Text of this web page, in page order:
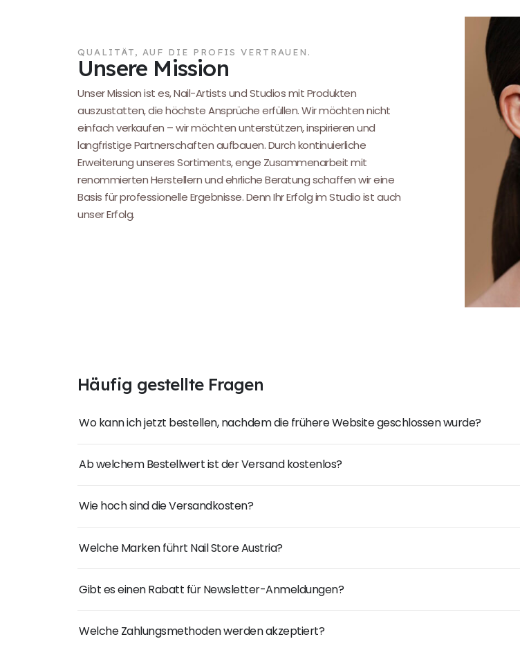
QUALITÄT, AUF DIE PROFIS VERTRAUEN.
Unsere Mission
Unser Mission ist es, Nail-Artists und Studios mit Produkten
auszustatten, die höchste Ansprüche erfüllen. Wir möchten nicht
einfach verkaufen – wir möchten unterstützen, inspirieren und
langfristige Partnerschaften aufbauen. Durch kontinuierliche
Erweiterung unseres Sortiments, enge Zusammenarbeit mit
renommierten Herstellern und ehrliche Beratung schaffen wir eine
Basis für professionelle Ergebnisse. Denn Ihr Erfolg im Studio ist auch
unser Erfolg.
Häufig gestellte Fragen
Wo kann ich jetzt bestellen, nachdem die frühere Website geschlossen wurde?
Ab welchem Bestellwert ist der Versand kostenlos?
Wie hoch sind die Versandkosten?
Welche Marken führt Nail Store Austria?
Gibt es einen Rabatt für Newsletter-Anmeldungen?
Welche Zahlungsmethoden werden akzeptiert?